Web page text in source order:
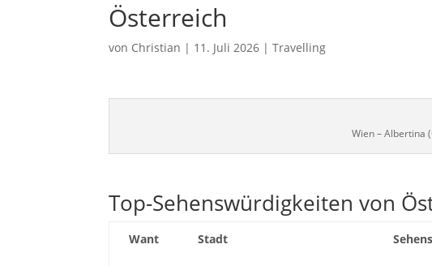
Österreich
von Christian | 11. Juli 2026 |Travelling
Wien – Albertina
Top-Sehenswürdigkeiten von
Want Stadt